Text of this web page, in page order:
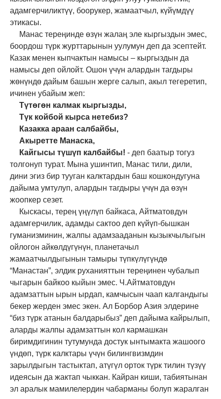
адамгерчиликтүү, боорукер, жамаатчыл, күйүмдүү
этикасы.
Манас тереңинде өзүн жалаң эле кыргыздын эмес,
боордош түрк журттарынын уулумун деп да эсептейт.
Казак менен кыпчактын намысы – кыргыздын да
намысы деп ойлойт. Ошон үчүн алардын тагдыры
жөнүндө дайым башын жерге салып, акыл тегеретип,
ичинен убайым жеп:
Түтөгөн калмак кыргызды,
Түк койбой кырса нетебиз?
Казакка араан салбайбы,
Акыретте Манаска,
Кайгысы түшүп калбайбы! - деп баатыр тогуз
толгонуп турат. Мына ушинтип, Манас тили, дили,
дини эгиз бир тууган калктардын баш кошкондугуна
дайыма умтулуп, алардын тагдыры үчүн да өзүн
жоопкер сезет.
Кыскасы, терең үңүлүп байкаса, Айтматовдун
адамгерчилик, адамды сактоо деп күйүп-бышкан
гуманизминин, жалпы адамзааданын кызыкчылыгын
ойлогон айкөлдүгүнүн, планетачыл
жамаатчылдыгынын тамыры түпкүлүгүндө
“Манастан”, элдик руханияттын тереңинен чубалып
чыгарын байкоо кыйын эмес. Ч.Айтматовдун
адамзаттын ырын ырдап, камчысын чаап калгандыгы
бекер жерден эмес экен. Ал Борбор Азия элдерине
“биз түрк атанын балдарыбыз” деп дайыма кайрылып,
аларды жалпы адамзаттын кол кармашкан
биримдигинин тутумунда достук ынтымакта жашоого
үндөп, түрк калктары үчүн билингвизмдин
зарылдыгын тастыктап, атүгүл орток түрк тилин түзүү
идеясын да жактап чыккан. Кайран киши, табиятынан
эл аралык мамилелердин чабарманы болуп жаралган